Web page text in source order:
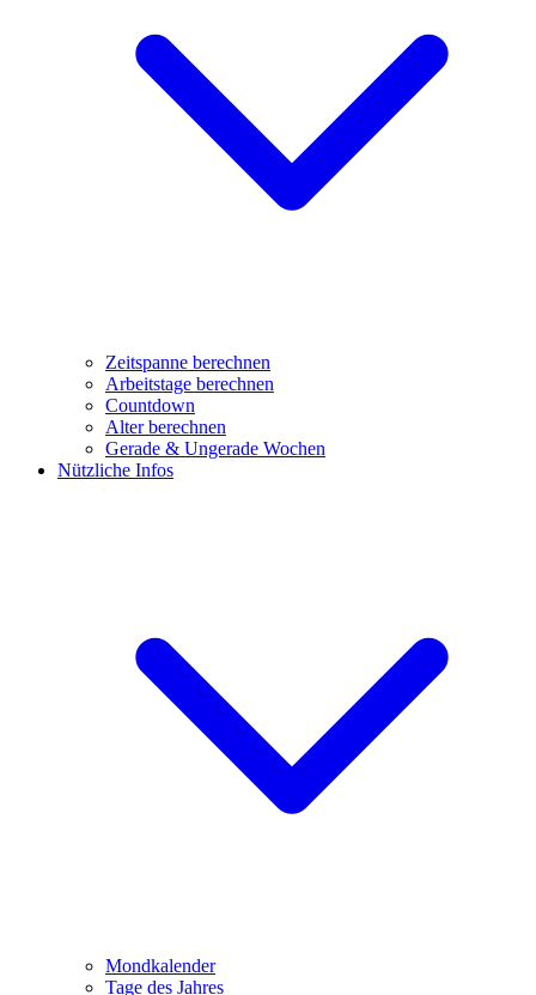
Zeitspanne berechnen
Arbeitstage berechnen
Countdown
Alter berechnen
Gerade & Ungerade Wochen
Nützliche Infos
Mondkalender
Tage des Jahres